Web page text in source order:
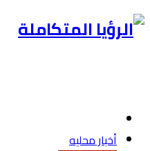
أخبار محليه